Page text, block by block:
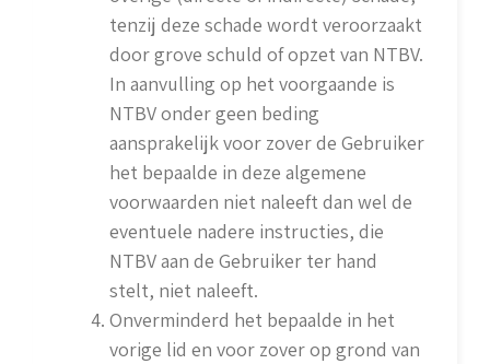
tenzij deze schade wordt veroorzaakt
door grove schuld of opzet van NTBV.
In aanvulling op het voorgaande is
NTBV onder geen beding
aansprakelijk voor zover de Gebruiker
het bepaalde in deze algemene
voorwaarden niet naleeft dan wel de
eventuele nadere instructies, die
NTBV aan de Gebruiker ter hand
stelt, niet naleeft.
Onverminderd het bepaalde in het
vorige lid en voor zover op grond van